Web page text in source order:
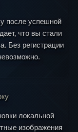
после успешной
что вы стали
Без регистрации
локальной
изображения